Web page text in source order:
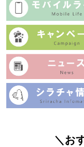
＼お